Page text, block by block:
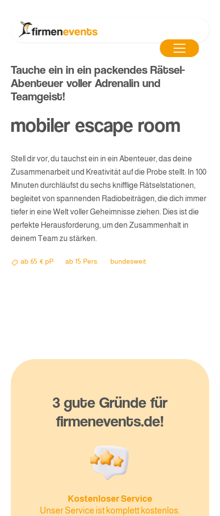
Tauche ein in ein packendes Rätsel-
Abenteuer voller Adrenalin und
Teamgeist!
mobiler escape room
Stell dir vor, du tauchst ein in ein Abenteuer, das deine
Zusammenarbeit und Kreativität auf die Probe stellt: In 100
Minuten durchläufst du sechs knifflige Rätselstationen,
begleitet von spannenden Radiobeiträgen, die dich immer
tiefer in eine Welt voller Geheimnisse ziehen. Dies ist die
perfekte Herausforderung, um den Zusammenhalt in
deinem Team zu stärken.
ab 65 € pP ab 15 Pers. bundesweit
3 gute Gründe für
firmenevents.de!
Kostenloser Service
Unser Service ist komplett kostenlos.